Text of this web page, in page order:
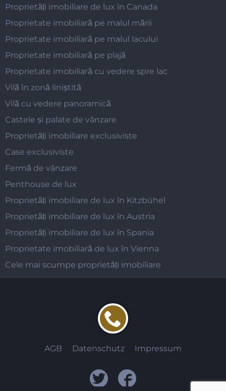
Proprietăți imobiliare de lux în Canada
Proprietate imobiliară pe malul mării
Proprietate imobiliară pe malul lacului
Proprietate imobiliară pe plajă
Proprietate imobiliară cu vedere spre lac
Vilă în zonă liniștită
Vilă cu vedere panoramică
Castele și palate de vânzare
Proprietăți imobiliare exclusiviste
Case exclusiviste
Fermă de vânzare
Penthouse de lux
Proprietăți imobiliare de lux în Kitzbühel
Proprietăți imobiliare de lux în Austria
Proprietăți imobiliare de lux în Spania
Proprietate imobiliară de lux în Vienna
Cele mai scumpe proprietăți imobiliare
AGB Datenschutz Impressum